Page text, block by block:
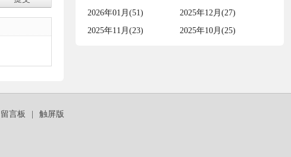
2026年01月(51)
2025年12月(27)
2025年11月(23)
2025年10月(25)
留言板
触屏版